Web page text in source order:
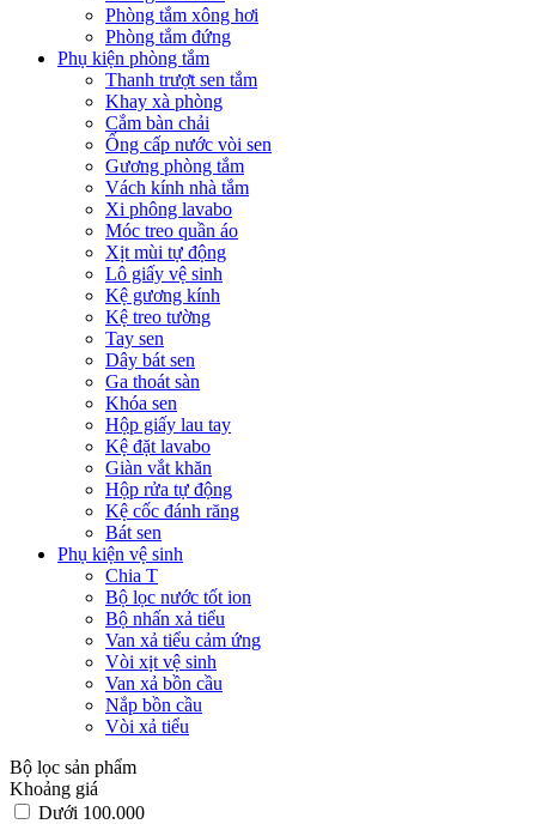
Phòng tắm xông hơi
Phòng tắm đứng
Phụ kiện phòng tắm
Thanh trượt sen tắm
Khay xà phòng
Cắm bàn chải
Ống cấp nước vòi sen
Gương phòng tắm
Vách kính nhà tắm
Xi phông lavabo
Móc treo quần áo
Xịt mùi tự động
Lô giấy vệ sinh
Kệ gương kính
Kệ treo tường
Tay sen
Dây bát sen
Ga thoát sàn
Khóa sen
Hộp giấy lau tay
Kệ đặt lavabo
Giàn vắt khăn
Hộp rửa tự động
Kệ cốc đánh răng
Bát sen
Phụ kiện vệ sinh
Chia T
Bộ lọc nước tốt ion
Bộ nhấn xả tiểu
Van xả tiểu cảm ứng
Vòi xịt vệ sinh
Van xả bồn cầu
Nắp bồn cầu
Vòi xả tiểu
Bộ lọc sản phẩm
Khoảng giá
Dưới 100.000